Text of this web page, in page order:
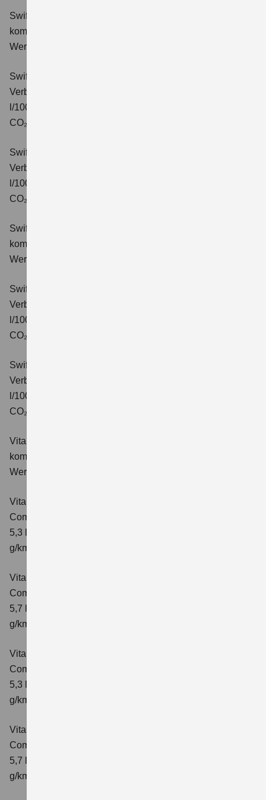
Swift 1.2 DUALJET HYBRID Comfort
kombinierter Energieverbrauch 4,4 l/100km; kombinierter
Wert der CO₂-Emission: 99 g/km; CO₂-Klasse: C.
Swift 1.2 DUALJET HYBRID CVT Comfort
Verbrauchswerte: kombinierter Energieverbrauch 4,7
l/100km; kombinierter Wert der CO₂-Emission: 106 g/km;
CO₂-Klasse: C.
Swift 1.2 DUALJET HYBRID ALLGRIP Comfort
Verbrauchswerte: kombinierter Energieverbrauch 4,9
l/100km; kombinierter Wert der CO₂-Emission: 110 g/km;
CO₂-Klasse: C.
Swift 1.2 DUALJET HYBRID Comfort+
kombinierter Energieverbrauch 4,4 l/100km; kombinierter
Wert der CO₂-Emission: 99 g/km; CO₂-Klasse: C.
Swift 1.2 DUALJET HYBRID CVT Comfort+
Verbrauchswerte: kombinierter Energieverbrauch 4,7
l/100km; kombinierter Wert der CO₂-Emission: 106 g/km;
CO₂-Klasse: C.
Swift 1.2 DUALJET HYBRID ALLGRIP Comfort+
Verbrauchswerte: kombinierter Energieverbrauch 4,9
l/100km; kombinierter Wert der CO₂-Emission: 110 g/km;
CO₂-Klasse: C.
Vitara 1.4 BOOSTERJET HYBRID Club
kombinierter Energieverbrauch 5,3 l/100km; kombinierter
Wert der CO₂-Emission: 119 g/km; CO₂-Klasse: D
Vitara 1.4 BOOSTERJET HYBRID
Comfort
5,3 l/100km; kombinierter Wert der CO₂-Emission: 119
g/km; CO₂-Klasse: D
Vitara 1.4 BOOSTERJET HYBRID AT
Comfort
5,7 l/100 km; kombinierter Wert der CO₂-Emission: 129
g/km; CO₂-Klasse: D
Vitara 1.4 BOOSTERJET HYBRID
Comfort+
5,3 l/100km; kombinierter Wert der CO₂-Emission: 120
g/km; CO₂-Klasse: D
Vitara 1.4 BOOSTERJET HYBRID AT
Comfort+
5,7 l/100km; kombinierter Wert der CO₂-Emission: 130
g/km; CO₂-Klasse: D